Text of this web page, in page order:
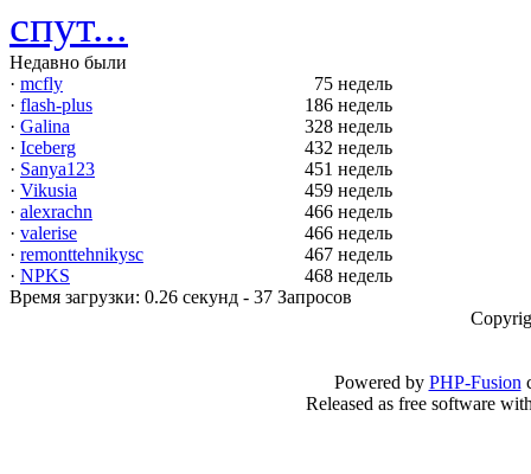
спут...
Недавно были
· mcfly
75 недель
· flash-plus
186 недель
· Galina
328 недель
· Iceberg
432 недель
· Sanya123
451 недель
· Vikusia
459 недель
· alexrachn
466 недель
· valerise
466 недель
· remonttehnikysc
467 недель
· NPKS
468 недель
Время загрузки: 0.26 секунд - 37 Запросов
Powered by PHP-Fusion
Released as free software